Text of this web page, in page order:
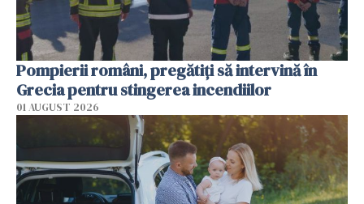
Pompierii români, pregătiţi să intervină în
Grecia pentru stingerea incendiilor
01 AUGUST 2026